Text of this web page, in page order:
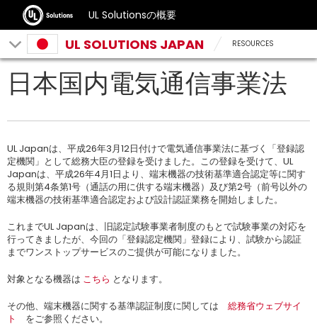
UL Solutionsの概要
UL SOLUTIONS JAPAN RESOURCES
日本国内電気通信事業法
UL Japanは、平成26年3月12日付けで電気通信事業法に基づく「登録認
定機関」として総務大臣の登録を受けました。この登録を受けて、UL
Japanは、平成26年4月1日より、端末機器の技術基準適合認定等に関す
る規則第4条第1号（通話の用に供する端末機器）及び第2号（前号以外の
端末機器の技術基準適合認定および設計認証業務を開始しました。
これまでUL Japanは、旧認定試験事業者制度のもとで試験事業の対応を
行ってきましたが、今回の「登録認定機関」登録により、試験から認証
までワンストップサービスのご提供が可能になりました。
対象となる機器は こちら となります。
その他、端末機器に関する基準認証制度に関しては 総務省ウェブサイ
ト
をご参照ください。